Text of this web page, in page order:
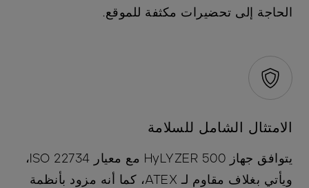
الحاجة إلى تحضيرات مكثفة للموقع.
الامتثال الشامل للسلامة
يتوافق جهاز HyLYZER 500 مع معيار ISO 22734،
ويأتي بغلاف مقاوم لـ ATEX، كما أنه مزود بأنظمة